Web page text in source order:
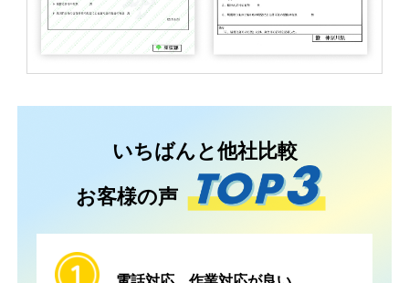
いちばんと他社比較
お客様の声